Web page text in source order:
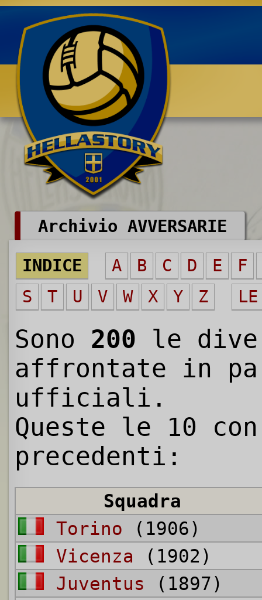
Benvenuti su HELLASTORY.net
Archivio AVVERSARIE
INDICE
A B C D E
F
S
T U V W X Y Z
Sono 200 le
affrontate in
ufficiali.
Queste le 10
precedenti:
Squadra
Torino (1906)
Vicenza (1902)
Juventus (1897)